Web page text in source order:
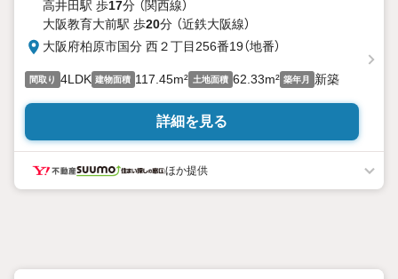
高井田駅 歩17分 （関西線）
大阪教育大前駅 歩20分 （近鉄大阪線）
大阪府柏原市国分 西２丁目256番19（地番）
間取り 4LDK 建物面積 117.45m² 土地面積 62.33m² 築年月 新築
詳細を見る
ほか提供